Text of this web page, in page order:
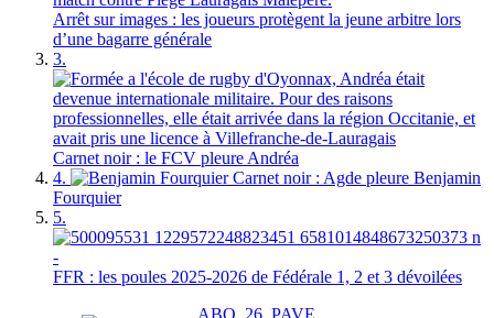
Arrêt sur images : les joueurs protègent la jeune arbitre lors
d’une bagarre générale
3.
Carnet noir : le FCV pleure Andréa
4.
Carnet noir : Agde pleure Benjamin
Fourquier
5.
FFR : les poules 2025-2026 de Fédérale 1, 2 et 3 dévoilées